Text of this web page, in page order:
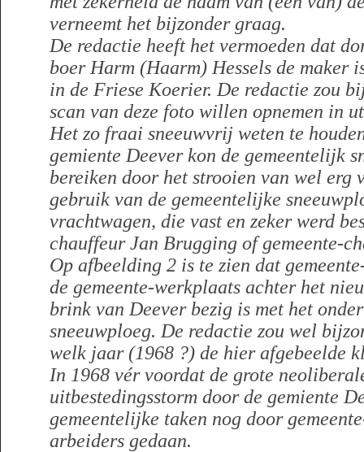
verneemt het bijzonder graag.
De redactie heeft het vermoeden dat
boer Harm (Haarm) Hessels de maker
in de Friese Koerier. De redactie zou
scan van deze foto willen opnemen in
Het zo fraai sneeuwvrij weten te
gemiente Deever kon de gemeentelijk
bereiken door het strooien van wel erg
gebruik van de gemeentelijke
vrachtwagen, die vast en zeker werd
chauffeur Jan Brugging of gemeente-
Op afbeelding 2 is te zien dat
de gemeente-werkplaats achter het
brink van Deever bezig is met het
sneeuwploeg. De redactie zou wel
welk jaar (1968 ?) de hier afgebeelde
In 1968 vér voordat de grote
uitbestedingsstorm door de gemiente
gemeentelijke taken nog door
arbeiders gedaan.